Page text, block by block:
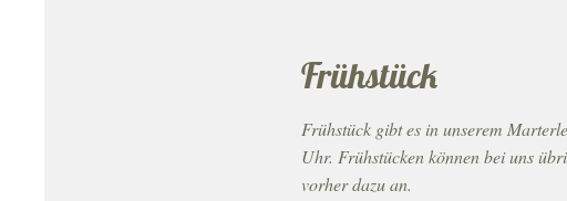
Frühstück
Frühstück gibt es in unserem
Uhr. Frühstücken können bei uns
vorher dazu an.